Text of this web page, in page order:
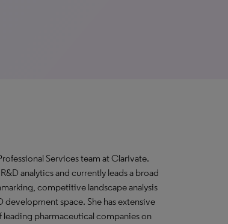
Services team at Clarivate.
analytics and currently leads a broad
competitive landscape analysis
space. She has extensive
pharmaceutical companies on